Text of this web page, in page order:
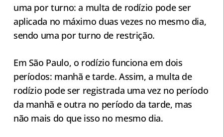
uma por turno: a multa de rodízio pode ser
aplicada no máximo duas vezes no mesmo dia,
sendo uma por turno de restrição.
Em São Paulo, o rodízio funciona em dois
períodos: manhã e tarde. Assim, a multa de
rodízio pode ser registrada uma vez no período
da manhã e outra no período da tarde, mas
não mais do que isso no mesmo dia.